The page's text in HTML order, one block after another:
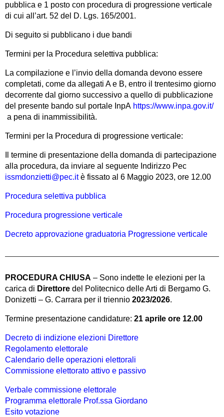
pubblica e 1 posto con procedura di progressione verticale
di cui all’art. 52 del D. Lgs. 165/2001.
Di seguito si pubblicano i due bandi
Termini per la Procedura selettiva pubblica:
La compilazione e l’invio della domanda devono essere
completati, come da allegati A e B, entro il trentesimo giorno
decorrente dal giorno successivo a quello di pubblicazione
del presente bando sul portale InpA https://www.inpa.gov.it/
a pena di inammissibilità.
Termini per la Procedura di progressione verticale:
Il termine di presentazione della domanda di partecipazione
alla procedura, da inviare al seguente Indirizzo Pec
issmdonzietti@pec.itè fissato al 6 Maggio 2023, ore 12.00
Procedura selettiva pubblica
Procedura progressione verticale
Decreto approvazione graduatoria Progressione verticale
PROCEDURA CHIUSA – Sono indette le elezioni per la
carica di Direttore del Politecnico delle Arti di Bergamo G.
Donizetti – G. Carrara per il triennio 2023/2026.
Termine presentazione candidature: 21 aprile ore 12.00
Decreto di indizione elezioni Direttore
Regolamento elettorale
Calendario delle operazioni elettorali
Commissione elettorato attivo e passivo
Verbale commissione elettorale
Programma elettorale Prof.ssa Giordano
Esito votazione